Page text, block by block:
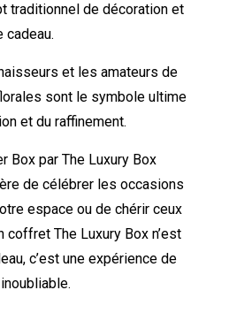
traditionnel de décoration et
cadeau.
et les amateurs de
sont le symbole ultime
et du raffinement.
Box par The Luxury Box
de célébrer les occasions
espace ou de chérir ceux
coffret The Luxury Box n’est
c’est une expérience de